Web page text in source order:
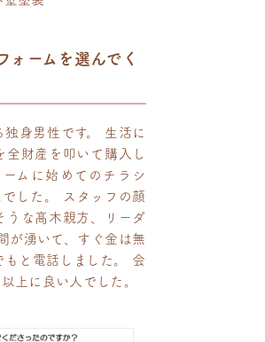
ォームを選んでく
独身男性です。 生活に
財産を叩いて購入し
ムに始めてのチラシ
でした。 スタッフの顔
うな髙木親方、リーダ
が湧いて、すぐ金は無
もと電話しました。 会
上に良い人でした。